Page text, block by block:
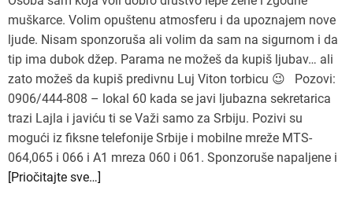
muškarce. Volim opuštenu atmosferu i da upoznajem nove
ljude. Nisam sponzoruša ali volim da sam na sigurnom i da
tip ima dubok džep. Parama ne možeš da kupiš ljubav… ali
zato možeš da kupiš predivnu Luj Viton torbicu 😉 Pozovi:
0906/444-808 – lokal 60 kada se javi ljubazna sekretarica
trazi Lajla i javiću ti se Važi samo za Srbiju. Pozivi su
mogući iz fiksne telefonije Srbije i mobilne mreže MTS-
064,065 i 066 i A1 mreza 060 i 061. Sponzoruše napaljene i
[Priočitajte sve…]